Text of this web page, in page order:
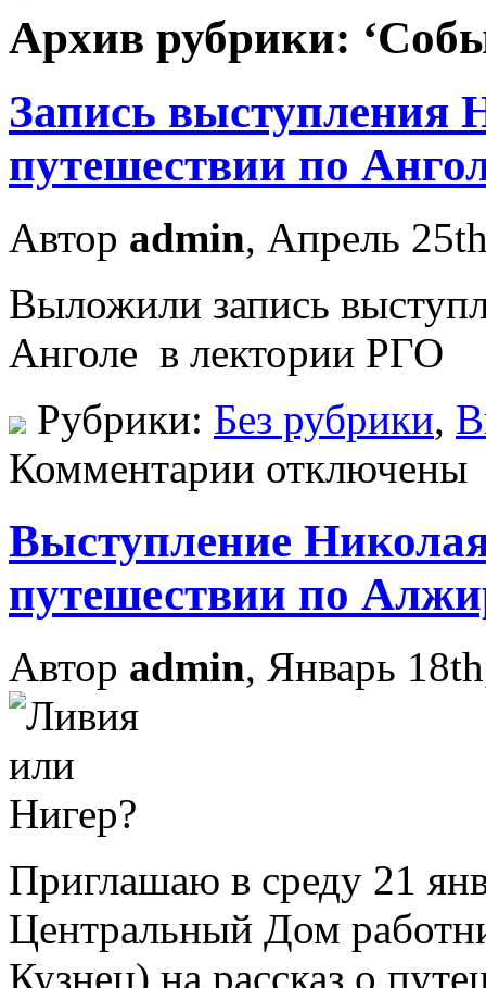
Архив рубрики:
Запись выступления
путешествии по
Автор admin, Апрель
Выложили запись
Анголе в лектории РГО
Рубрики: Без рубрики,
Комментарии отключены
Выступление
путешествии по
Автор admin, Январь
Приглашаю в среду 21
Центральный Дом
Кузнец) на рассказ о